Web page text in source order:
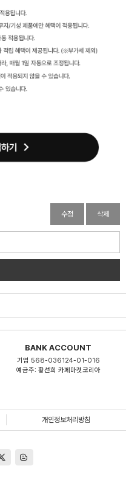
수정 삭제
BANK ACCOUNT
기업 568-036124-01-016
예금주: 황선희 카페마켓코리아
개인정보처리방침